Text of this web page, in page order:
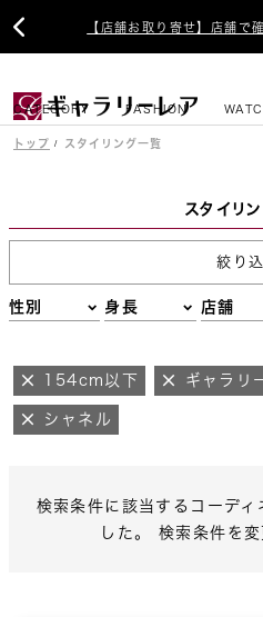
【店舗お取り寄せ】店舗で

CATEGORY FASHION
トップ スタイリング一覧
スタイリ
絞り
性別 身長 店舗
154cm以下 ギャラリ
シャネル
検索条件に該当するコーディ
した。 検索条件を変